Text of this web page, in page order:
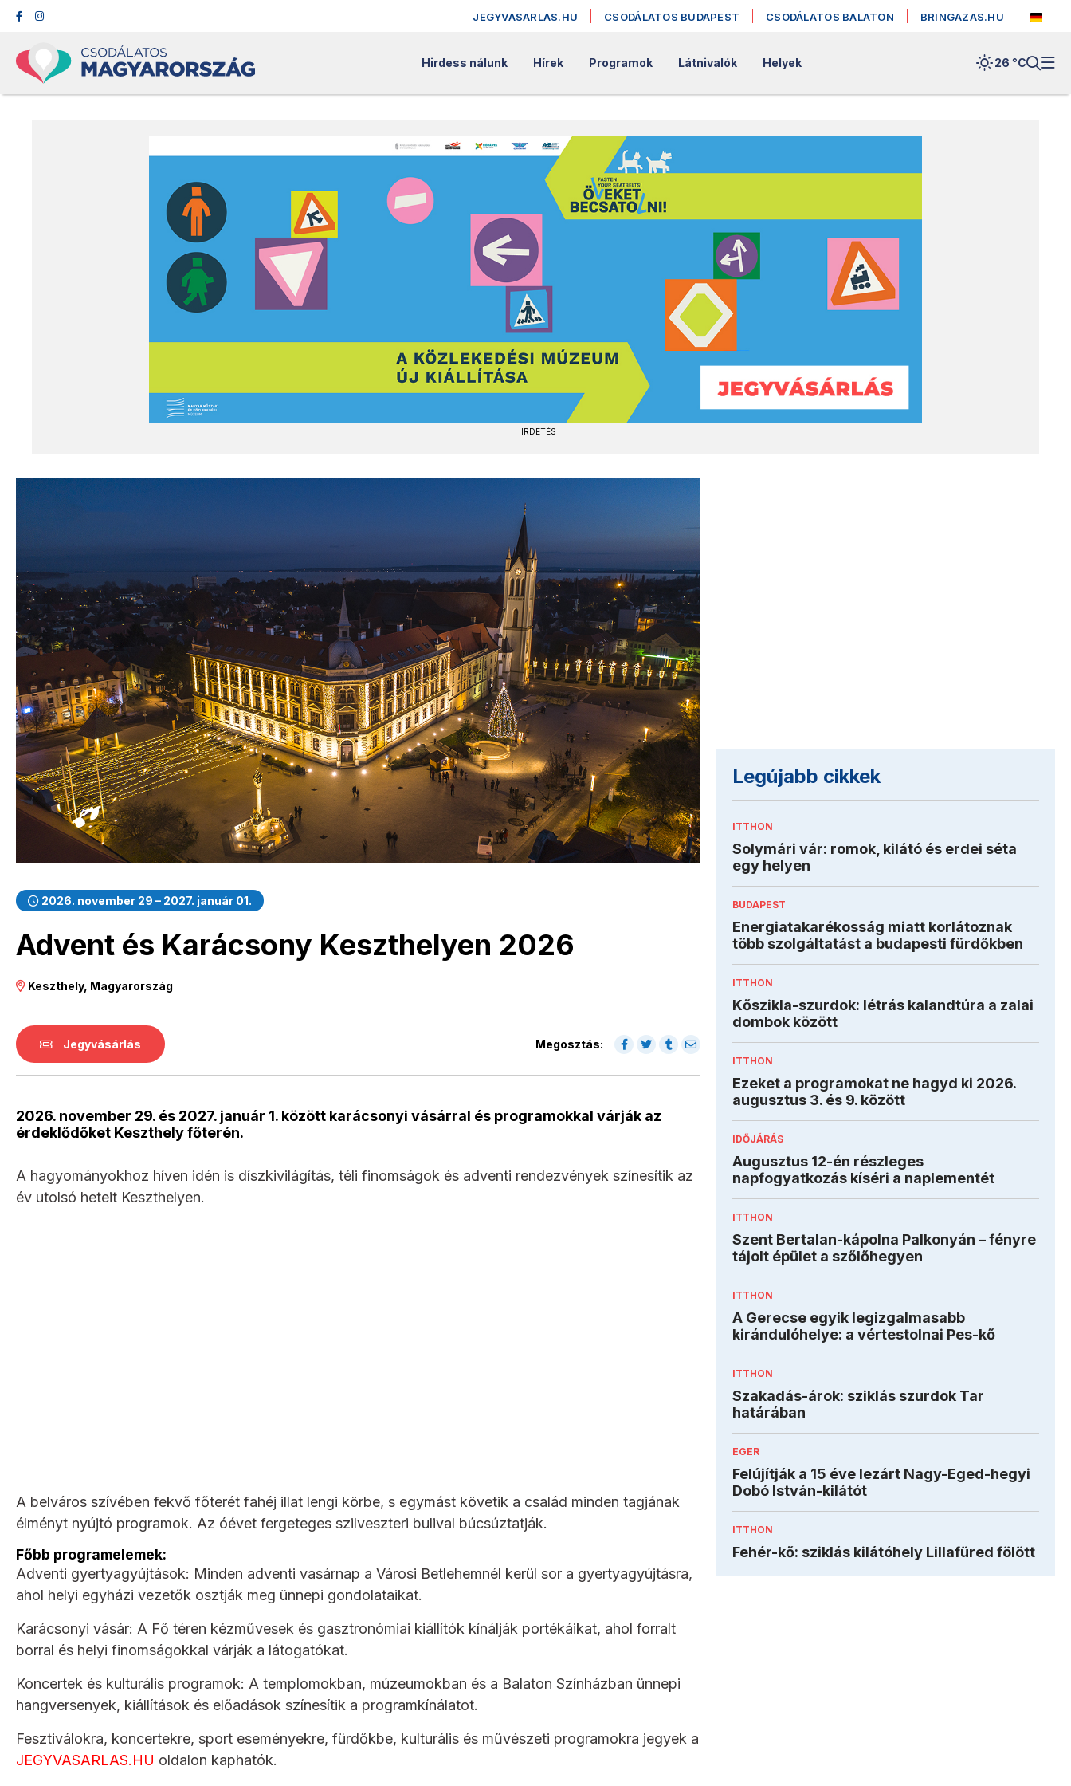
JEGYVASARLAS.HU CSODÁLATOS BUDAPEST CSODÁLATOS BALATON BRINGAZAS.HU
Hirdess nálunk Hírek Programok Látnivalók Helyek 26 °C
HIRDETÉS
2026. november 29 – 2027. január 01.
Advent és Karácsony Keszthelyen 2026
Keszthely, Magyarország
Jegyvásárlás Megosztás:
2026. november 29. és 2027. január 1. között karácsonyi vásárral és programokkal várják az
érdeklődőket Keszthely főterén.
A hagyományokhoz híven idén is díszkivilágítás, téli finomságok és adventi rendezvények színesítik az
év utolsó heteit Keszthelyen.
A belváros szívében fekvő főterét fahéj illat lengi körbe, s egymást követik a család minden tagjának
élményt nyújtó programok. Az óévet fergeteges szilveszteri bulival búcsúztatják.
Főbb programelemek:
Adventi gyertyagyújtások: Minden adventi vasárnap a Városi Betlehemnél kerül sor a gyertyagyújtásra,
ahol helyi egyházi vezetők osztják meg ünnepi gondolataikat.
Karácsonyi vásár: A Fő téren kézművesek és gasztronómiai kiállítók kínálják portékáikat, ahol forralt
borral és helyi finomságokkal várják a látogatókat.
Koncertek és kulturális programok: A templomokban, múzeumokban és a Balaton Színházban ünnepi
hangversenyek, kiállítások és előadások színesítik a programkínálatot.
Fesztiválokra, koncertekre, sport eseményekre, fürdőkbe, kulturális és művészeti programokra jegyek a
JEGYVASARLAS.HU oldalon kaphatók.
Legújabb cikkek
ITTHON
Solymári vár: romok, kilátó és erdei séta
egy helyen
BUDAPEST
Energiatakarékosság miatt korlátoznak
több szolgáltatást a budapesti fürdőkben
ITTHON
Kőszikla-szurdok: létrás kalandtúra a zalai
dombok között
ITTHON
Ezeket a programokat ne hagyd ki 2026.
augusztus 3. és 9. között
IDŐJÁRÁS
Augusztus 12-én részleges
napfogyatkozás kíséri a naplementét
ITTHON
Szent Bertalan-kápolna Palkonyán – fényre
tájolt épület a szőlőhegyen
ITTHON
A Gerecse egyik legizgalmasabb
kirándulóhelye: a vértestolnai Pes-kő
ITTHON
Szakadás-árok: sziklás szurdok Tar
határában
EGER
Felújítják a 15 éve lezárt Nagy-Eged-hegyi
Dobó István-kilátót
ITTHON
Fehér-kő: sziklás kilátóhely Lillafüred fölött